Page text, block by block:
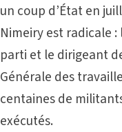
un coup d’État en
Nimeiry est radicale
parti et le dirigeant
Générale des
centaines de
exécutés.